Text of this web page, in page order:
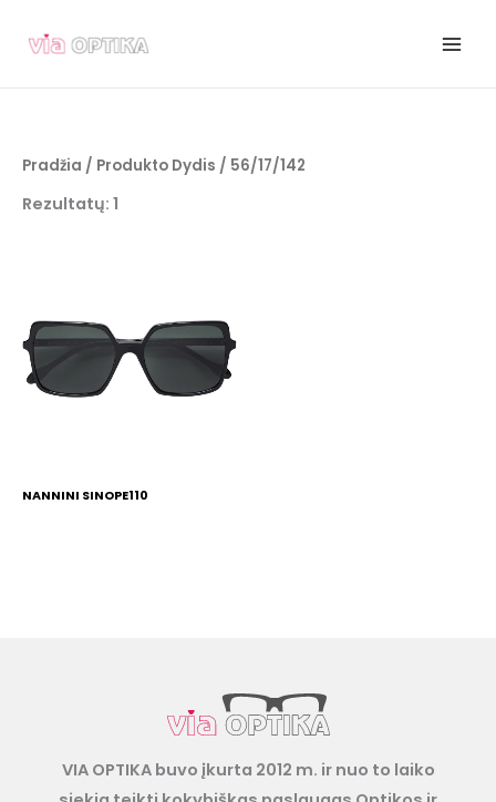
prie
Pradžia / Produkto Dydis / 56/17/142
Rezultatų: 1
NANNINI SINOPE110
VIA OPTIKA buvo įkurta 2012 m. ir nuo to laiko